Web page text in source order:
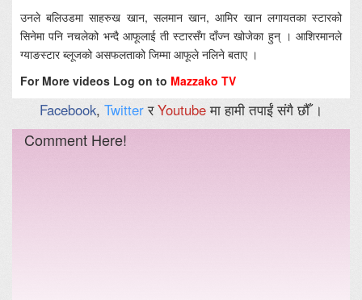
उनले बलिउडमा साहरुख खान, सलमान खान, आमिर खान लगायतका स्टारको
सिनेमा पनि नचलेको भन्दै आफूलाई ती स्टारसँग दाँज्न खोजेका हुन् । आशिरमानले
ग्याङस्टार ब्लूजको असफलताको जिम्मा आफूले नलिने बताए ।
For More videos Log on to Mazzako TV
Facebook, TwitterरYoutubeमा हामी तपाईं संगै छौँ ।
Comment Here!